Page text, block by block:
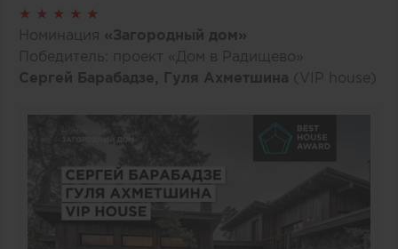
★ ★ ★ ★ ★
Номинация «Загородный дом»
Победитель: проект «Дом в Радищево»
Сергей Барабадзе, Гуля Ахметшина (VIP house)